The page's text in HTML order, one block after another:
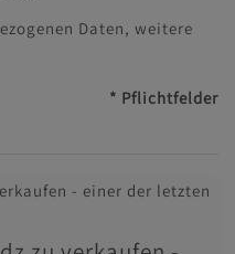
Daten, weitere
* Pflichtfelder